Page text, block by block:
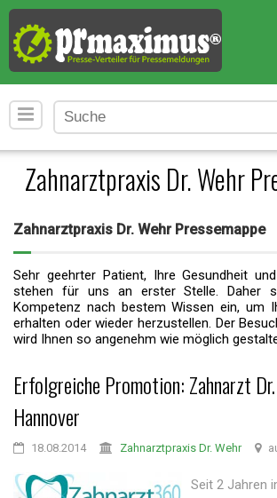
Zahnarztpraxis Dr. Wehr
Zahnarztpraxis Dr. Wehr Pressemappe
Sehr geehrter Patient, Ihre Gesundheit
stehen für uns an erster Stelle. Daher
Kompetenz nach bestem Wissen ein, um
erhalten oder wieder herzustellen. Der
wird Ihnen so angenehm wie möglich
Erfolgreiche Promotion: Zahnarzt
Hannover
18.08.2014 Zahnarztpraxis Dr. Wehr
Seit 2 Jahren